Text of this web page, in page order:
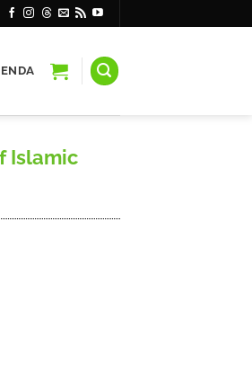
Islamic